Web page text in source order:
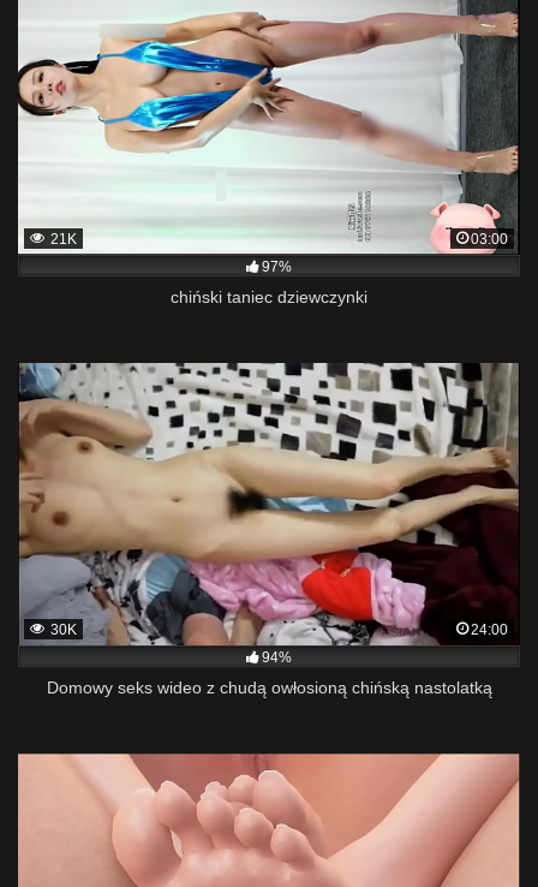
21K
03:00
97%
chiński taniec dziewczynki
30K
24:00
94%
Domowy seks wideo z chudą owłosioną chińską nastolatką